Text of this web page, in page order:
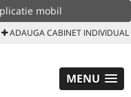
mobil
ADAUGA CABINET INDIVIDUAL
MENU